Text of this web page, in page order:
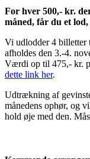
For hver 500,- kr.
måned, får du et lod,
Vi udlodder 4 billetter
afholdes den 3.-4.
Værdi op til 475,- kr.
dette link her.
Udtrækning af
månedens ophør, og
hold øje med den.